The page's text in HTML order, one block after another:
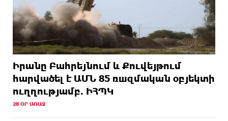
Իրանը Բահրեյնում և Քուվեյթում
hարվածել է ԱՄՆ 85 ռшզմական օբյեկտի
ուղղությամբ. ԻՀՊԿ
28 ՕՐ ԱՌԱՋ